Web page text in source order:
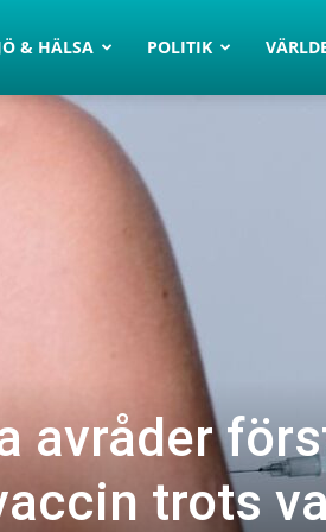
& HÄLSA POLITIK
avråder
trots